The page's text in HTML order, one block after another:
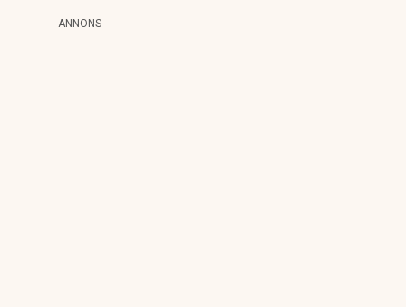
ANNONS